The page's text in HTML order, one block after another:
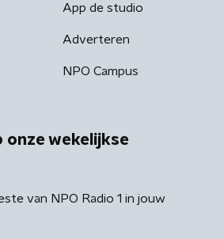
App de studio
Adverteren
NPO Campus
onze wekelijkse
van NPO Radio 1 in jouw